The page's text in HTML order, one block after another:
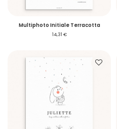
Multiphoto Initiale Terracotta
14,31 €